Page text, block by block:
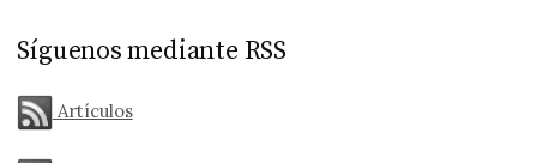
Síguenos mediante RSS
Artículos